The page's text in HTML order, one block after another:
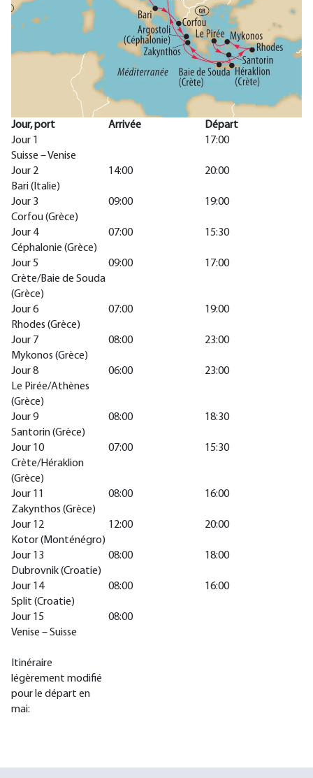
Jour, port Arrivée
Départ
Jour 1
Suisse – Venise
17:00
Jour 2
Bari (Italie)
14:00 20:00
Jour 3
Corfou (Grèce)
09:00 19:00
Jour 4
Céphalonie (Grèce)
07:00 15:30
Jour 5
Crète/Baie de Souda
(Grèce)
09:00 17:00
Jour 6
Rhodes (Grèce)
07:00 19:00
Jour 7
Mykonos (Grèce)
08:00 23:00
Jour 8
Le Pirée/Athènes
(Grèce)
06:00 23:00
Jour 9
Santorin (Grèce)
08:00 18:30
Jour 10
Crète/Héraklion
(Grèce)
07:00 15:30
Jour 11
Zakynthos (Grèce)
08:00 16:00
Jour 12
Kotor (Monténégro)
12:00 20:00
Jour 13
Dubrovnik (Croatie)
08:00 18:00
Jour 14
Split (Croatie)
08:00 16:00
Jour 15
Venise – Suisse
08:00
Itinéraire
légèrement modifié
pour le départ en
mai: